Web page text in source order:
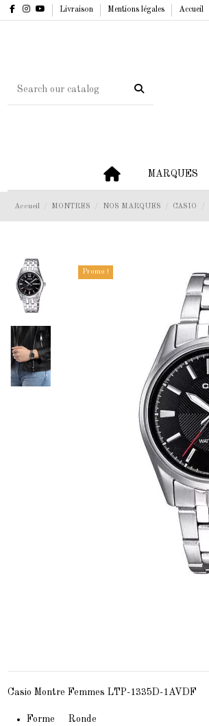
Livraison Mentions légales Accueil
MARQUES
Accueil MONTRES NOS MARQUES CASIO
Promo !
Casio Montre Femmes LTP-1335D-1AVDF
Forme Ronde